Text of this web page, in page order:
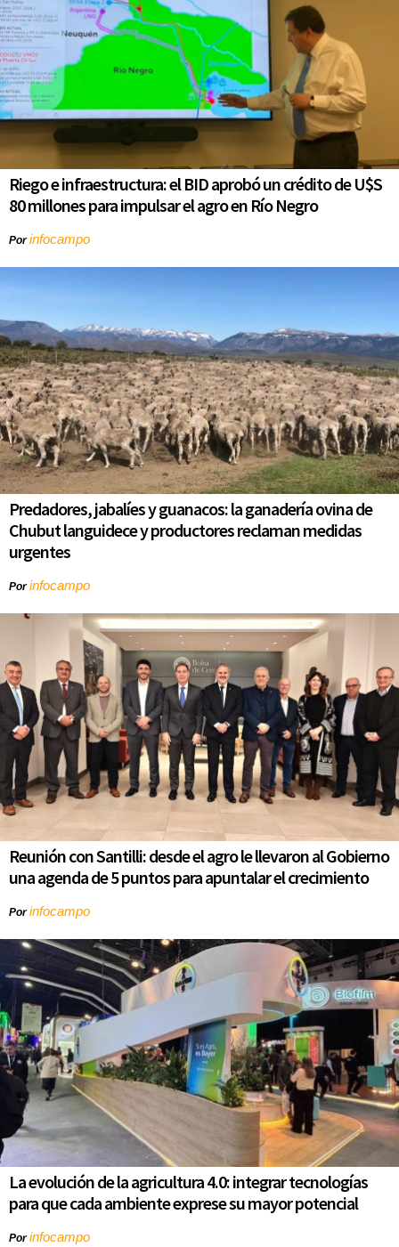
Riego e infraestructura: el BID aprobó un crédito de U$S
80 millones para impulsar el agro en Río Negro
Porinfocampo
Predadores, jabalíes y guanacos: la ganadería ovina de
Chubut languidece y productores reclaman medidas
urgentes
Porinfocampo
Reunión con Santilli: desde el agro le llevaron al Gobierno
una agenda de 5 puntos para apuntalar el crecimiento
Porinfocampo
La evolución de la agricultura 4.0: integrar tecnologías
para que cada ambiente exprese su mayor potencial
Porinfocampo